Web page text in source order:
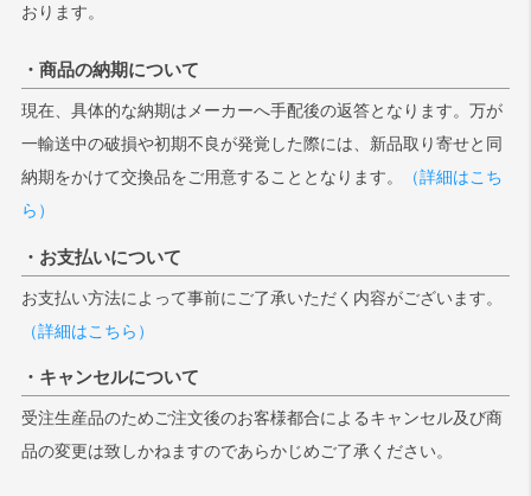
おります。
・商品の納期について
現在、具体的な納期はメーカーへ手配後の返答となります。万が
一輸送中の破損や初期不良が発覚した際には、新品取り寄せと同
納期をかけて交換品をご用意することとなります。
（詳細はこち
ら）
・お支払いについて
お支払い方法によって事前にご了承いただく内容がございます。
（詳細はこちら）
・キャンセルについて
受注生産品のためご注文後のお客様都合によるキャンセル及び商
品の変更は致しかねますのであらかじめご了承ください。